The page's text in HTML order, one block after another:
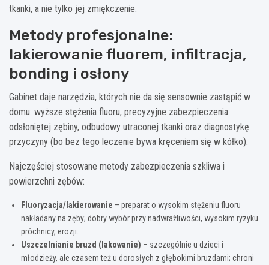
tkanki, a nie tylko jej zmiękczenie.
Metody profesjonalne:
lakierowanie fluorem, infiltracja,
bonding i osłony
Gabinet daje narzędzia, których nie da się sensownie zastąpić w
domu: wyższe stężenia fluoru, precyzyjne zabezpieczenia
odsłoniętej zębiny, odbudowy utraconej tkanki oraz diagnostykę
przyczyny (bo bez tego leczenie bywa kręceniem się w kółko).
Najczęściej stosowane metody zabezpieczenia szkliwa i
powierzchni zębów:
Fluoryzacja/lakierowanie – preparat o wysokim stężeniu fluoru
nakładany na zęby; dobry wybór przy nadwrażliwości, wysokim ryzyku
próchnicy, erozji.
Uszczelnianie bruzd (lakowanie) – szczególnie u dzieci i
młodzieży, ale czasem też u dorosłych z głębokimi bruzdami; chroni